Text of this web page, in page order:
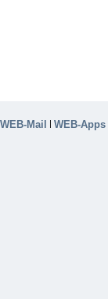
WEB-Mail | WEB-Apps